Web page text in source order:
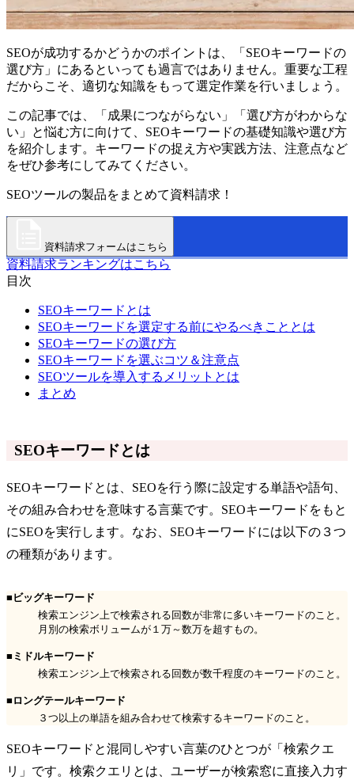
SEOが成功するかどうかのポイントは、「SEOキーワードの
選び方」にあるといっても過言ではありません。重要な工程
だからこそ、適切な知識をもって選定作業を行いましょう。
この記事では、「成果につながらない」「選び方がわからな
い」と悩む方に向けて、SEOキーワードの基礎知識や選び方
を紹介します。キーワードの捉え方や実践方法、注意点など
をぜひ参考にしてみてください。
SEOツールの製品をまとめて資料請求！
資料請求フォームはこちら
資料請求ランキングはこちら
目次
SEOキーワードとは
SEOキーワードを選定する前にやるべきこととは
SEOキーワードの選び方
SEOキーワードを選ぶコツ＆注意点
SEOツールを導入するメリットとは
まとめ
SEOキーワードとは
SEOキーワードとは、SEOを行う際に設定する単語や語句、
その組み合わせを意味する言葉です。SEOキーワードをもと
にSEOを実行します。なお、SEOキーワードには以下の３つ
の種類があります。
■ビッグキーワード
検索エンジン上で検索される回数が非常に多いキーワードのこと。
月別の検索ボリュームが１万～数万を超すもの。
■ミドルキーワード
検索エンジン上で検索される回数が数千程度のキーワードのこと。
■ロングテールキーワード
３つ以上の単語を組み合わせて検索するキーワードのこと。
SEOキーワードと混同しやすい言葉のひとつが「検索クエ
リ」です。検索クエリとは、ユーザーが検索窓に直接入力す